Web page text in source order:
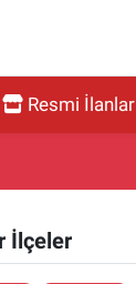
Resmi İlanlar
İlçeler